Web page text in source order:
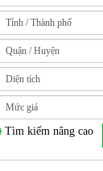
Tìm kiếm nâng cao